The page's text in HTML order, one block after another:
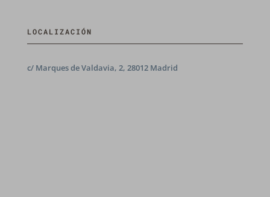
LOCALIZACIÓN
c/ Marques de Valdavia, 2, 28012 Madrid